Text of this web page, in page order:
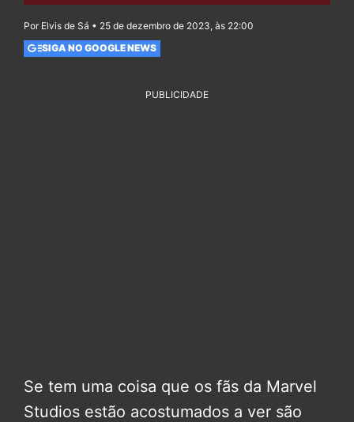
Por Elvis de Sá • 25 de dezembro de 2023, às 22:00
SIGA NO GOOGLE NEWS
PUBLICIDADE
Se tem uma coisa que os fãs da Marvel
Studios estão acostumados a ver são